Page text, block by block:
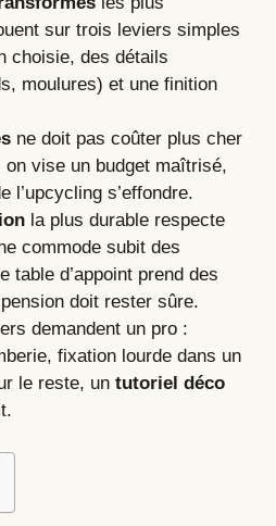
sur trois leviers simples
choisie, des détails
moulures) et une finition
ne doit pas coûter plus cher
on vise un budget maîtrisé,
l’upcycling s’effondre.
la plus durable respecte
commode subit des
table d’appoint prend des
doit rester sûre.
demandent un pro :
fixation lourde dans un
le reste, un tutoriel déco